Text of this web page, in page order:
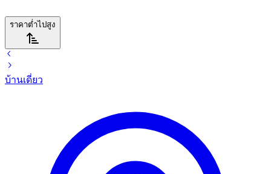
ราคาต่ำไปสูง
บ้านเดี่ยว